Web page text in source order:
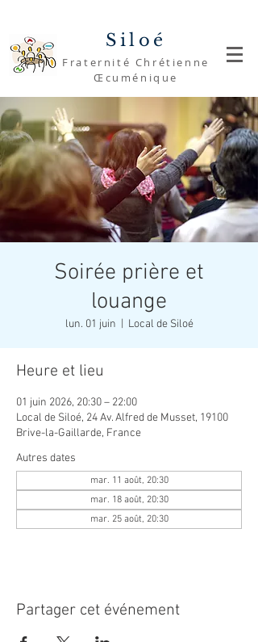
Siloé
Fraternité Chrétienne
Œcuménique
Soirée prière et
louange
lun. 01 juin Local de Siloé
Heure et lieu
01 juin 2026, 20:30 – 22:00
Local de Siloé, 24 Av. Alfred de Musset, 19100
Brive-la-Gaillarde, France
Autres dates
mar. 11 août, 20:30
mar. 18 août, 20:30
mar. 25 août, 20:30
Partager cet événement